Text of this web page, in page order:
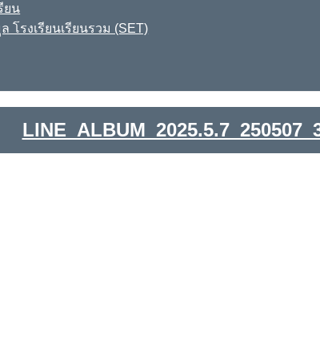
ยน
โรงเรียนเรียนรวม (SET)